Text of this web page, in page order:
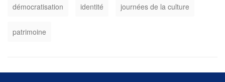
démocratisation identité journées de la culture
patrimoine